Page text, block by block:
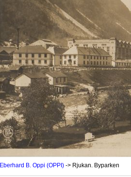
Eberhard B. Oppi (OPPI) -> Rjukan. Byparken